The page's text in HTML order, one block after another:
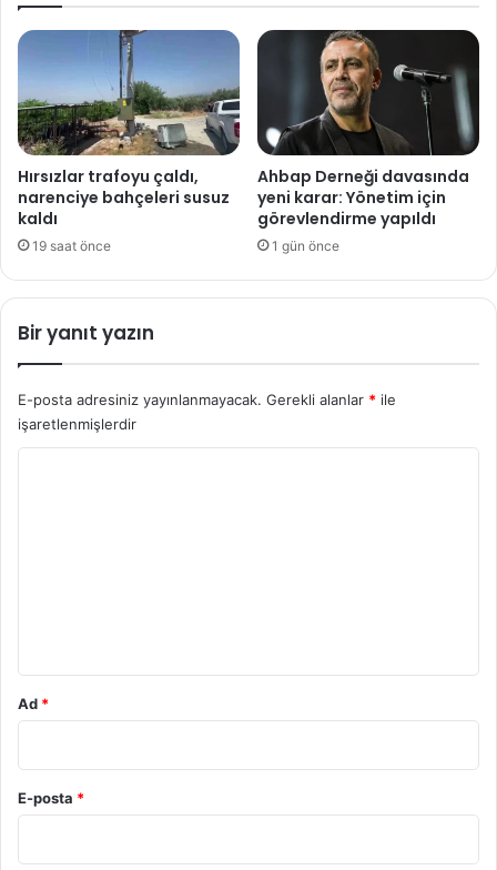
Hırsızlar trafoyu çaldı,
narenciye bahçeleri susuz
kaldı
19 saat önce
Ahbap Derneği davasında
yeni karar: Yönetim için
görevlendirme yapıldı
1 gün önce
Bir yanıt yazın
E-posta adresiniz yayınlanmayacak. Gerekli alanlar * ile
işaretlenmişlerdir
Ad *
E-posta *